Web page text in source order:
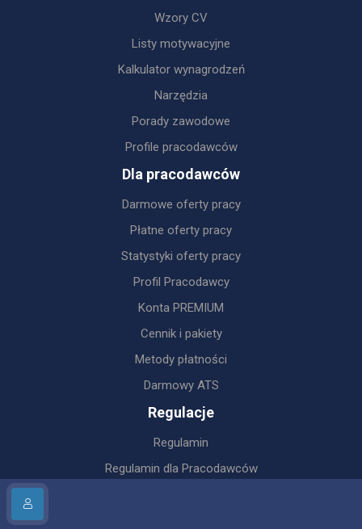
Wzory CV
Listy motywacyjne
Kalkulator wynagrodzeń
Narzędzia
Porady zawodowe
Profile pracodawców
Dla pracodawców
Darmowe oferty pracy
Płatne oferty pracy
Statystyki oferty pracy
Profil Pracodawcy
Konta PREMIUM
Cennik i pakiety
Metody płatności
Darmowy ATS
Regulacje
Regulamin
Regulamin dla Pracodawców